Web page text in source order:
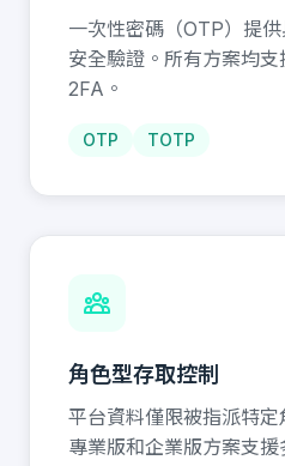
一次性密碼（OTP）提
安全驗證。所有方案均
2FA。
OTP TOTP
角色型存取控制
平台資料僅限被指派特定
專業版和企業版方案支援